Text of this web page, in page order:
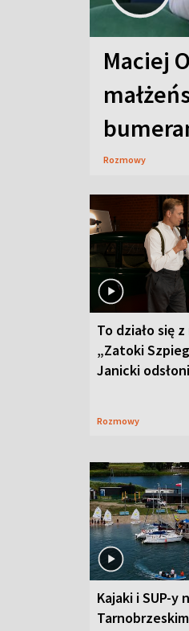
Maciej
Rozmowy
To działo się
„Zatoki
Janicki
Rozmowy
Kajaki i SUP-y